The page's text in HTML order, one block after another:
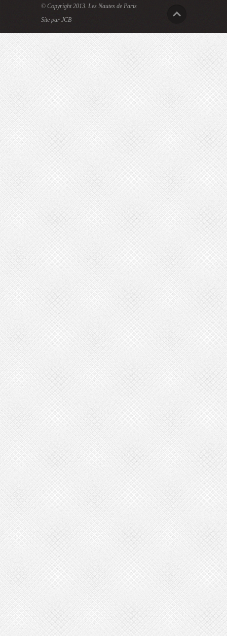
© Copyright 2013. Les Nautes de Paris
Site par JCB